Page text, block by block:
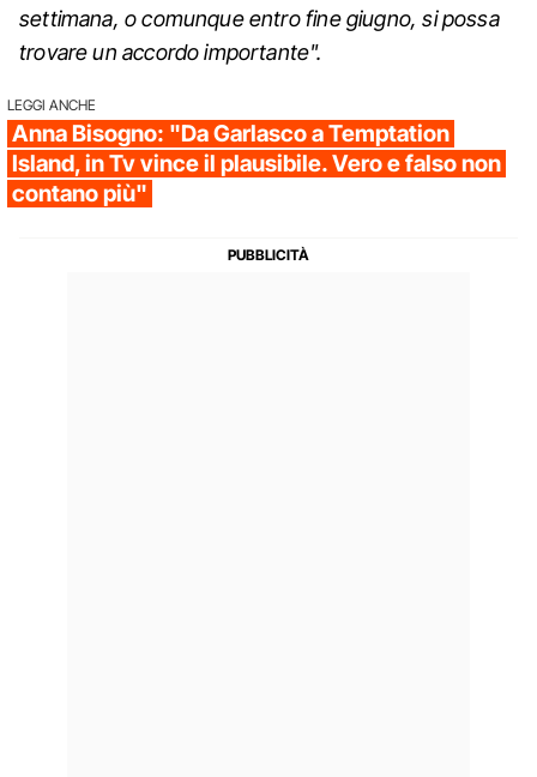
settimana, o comunque entro fine giugno, si possa
trovare un accordo importante".
LEGGI ANCHE
Anna Bisogno: "Da Garlasco a Temptation
Island, in Tv vince il plausibile. Vero e falso non
contano più"